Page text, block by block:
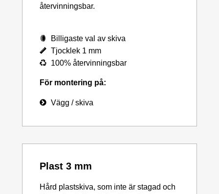
återvinningsbar.
Billigaste val av skiva
Tjocklek 1 mm
100% återvinningsbar
För montering på:
Vägg / skiva
Plast 3 mm
Hård plastskiva, som inte är stagad och